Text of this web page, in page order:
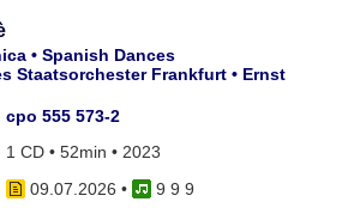
• Spanish Dances
Staatsorchester Frankfurt • Ernst
cpo 555 573-2
1 CD • 52min • 2023
09.07.2026 •
9 9 9